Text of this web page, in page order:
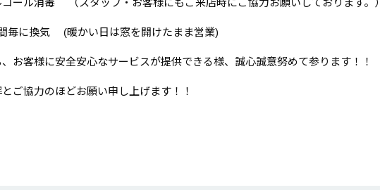
ール消毒 （スタッフ・お客様にもご来店時にご協力お願いしております。）
毎に換気 (暖かい日は窓を開けたまま営業)
お客様に安全安心なサービスが提供できる様、誠心誠意努めて参ります！！️
とご協力のほどお願い申し上げます！！️